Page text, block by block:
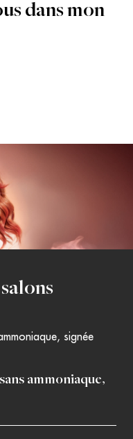
dans mon
ammoniaque,